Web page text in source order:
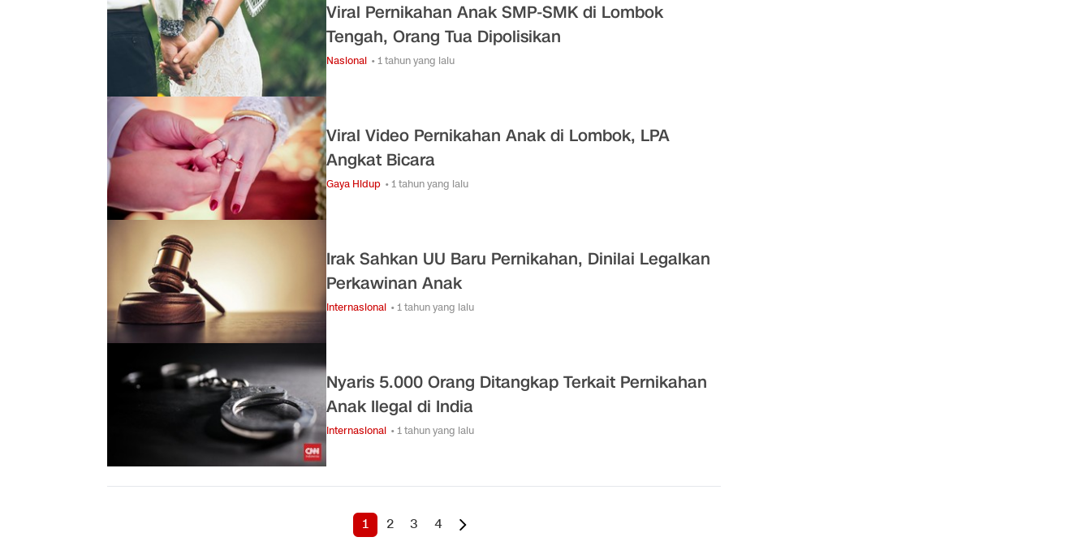
Viral Pernikahan Anak SMP-SMK di Lombok
Tengah, Orang Tua Dipolisikan
Nasional • 1 tahun yang lalu
Viral Video Pernikahan Anak di Lombok, LPA
Angkat Bicara
Gaya Hidup • 1 tahun yang lalu
Irak Sahkan UU Baru Pernikahan, Dinilai Legalkan
Perkawinan Anak
Internasional • 1 tahun yang lalu
Nyaris 5.000 Orang Ditangkap Terkait Pernikahan
Anak Ilegal di India
Internasional • 1 tahun yang lalu
1 2 3 4